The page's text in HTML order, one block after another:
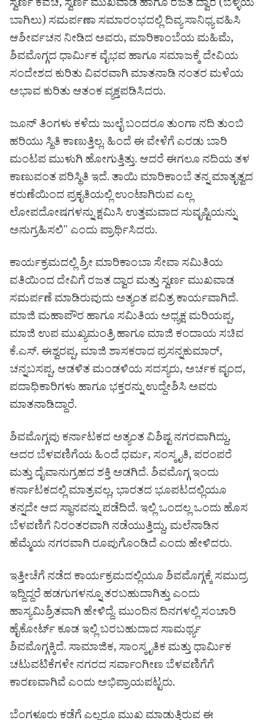
ಸ್ವರ್ಣ ಕವಚ, ಸ್ವರ್ಣ ಮುಖವಾಡ ಹಾಗೂ ರಜತ ದ್ವಾರ (ಬೆಳ್ಳಿಯ
ಬಾಗಿಲು) ಸಮರ್ಪಣಾ ಸಮಾರಂಭದಲ್ಲಿ ದಿವ್ಯ ಸಾನಿಧ್ಯ ವಹಿಸಿ
ಆಶೀರ್ವಚನ ನೀಡಿದ ಅವರು, ಮಾರಿಕಾಂಬೆಯ ಮಹಿಮೆ,
ಶಿವಮೊಗ್ಗದ ಧಾರ್ಮಿಕ ವೈಭವ ಹಾಗೂ ಸಮಾಜಕ್ಕೆ ದೇವಿಯ
ಸಂದೇಶದ ಕುರಿತು ವಿವರವಾಗಿ ಮಾತನಾಡಿ ನಂತರ ಮಳೆಯ
ಅಭಾವ ಕುರಿತು ಆತಂಕ ವ್ಯಕ್ತಪಡಿಸಿದರು.
ಜೂನ್ ತಿಂಗಳು ಕಳೆದು ಜುಲೈ ಬಂದರೂ ತುಂಗಾ ನದಿ ತುಂಬಿ
ಹರಿಯು ಸ್ಥಿತಿ ಕಾಣುತ್ತಿಲ್ಲ. ಹಿಂದೆ ಈ ವೇಳೆಗೆ ಎರಡು ಬಾರಿ
ಮಂಟಪ ಮುಳುಗಿ ಹೋಗುತ್ತಿತ್ತು. ಆದರೆ ಈಗಲೂ ನದಿಯ ತಳ
ಕಾಣುವಂತ ಪರಿಸ್ಥಿತಿ ಇದೆ. ತಾಯಿ ಮಾರಿಕಾಂಬೆ ತನ್ನ ಮಾತೃತ್ವದ
ಕರುಣೆಯಿಂದ ಪ್ರಕೃತಿಯಲ್ಲಿ ಉಂಟಾಗಿರುವ ಎಲ್ಲ
ಲೋಪದೋಷಗಳನ್ನು ಕ್ಷಮಿಸಿ ಉತ್ತಮವಾದ ಸುವೃಷ್ಟಿಯನ್ನು
ಅನುಗ್ರಹಿಸಲಿ" ಎಂದು ಪ್ರಾರ್ಥಿಸಿದರು.
ಕಾರ್ಯಕ್ರಮದಲ್ಲಿ ಶ್ರೀ ಮಾರಿಕಾಂಬಾ ಸೇವಾ ಸಮಿತಿಯ
ವತಿಯಿಂದ ದೇವಿಗೆ ರಜತ ದ್ವಾರ ಮತ್ತು ಸ್ವರ್ಣ ಮುಖವಾಡ
ಸಮರ್ಪಣೆ ಮಾಡಿರುವುದು ಅತ್ಯಂತ ಪವಿತ್ರ ಕಾರ್ಯವಾಗಿದೆ.
ಮಾಜಿ ಮಹಾಪೌರ ಹಾಗೂ ಸಮಿತಿಯ ಅಧ್ಯಕ್ಷ ಮರಿಯಪ್ಪ,
ಮಾಜಿ ಉಪ ಮುಖ್ಯಮಂತ್ರಿ ಹಾಗೂ ಮಾಜಿ ಕಂದಾಯ ಸಚಿವ
ಕೆ.ಎಸ್. ಈಶ್ವರಪ್ಪ, ಮಾಜಿ ಶಾಸಕರಾದ ಪ್ರಸನ್ನಕುಮಾರ್,
ಚನ್ನಬಸಪ್ಪ, ಆಡಳಿತ ಮಂಡಳಿಯ ಸದಸ್ಯರು, ಅರ್ಚಕ ವೃಂದ,
ಪದಾಧಿಕಾರಿಗಳು ಹಾಗೂ ಭಕ್ತರನ್ನು ಉದ್ದೇಶಿಸಿ ಅವರು
ಮಾತನಾಡಿದ್ದಾರೆ.
ಶಿವಮೊಗ್ಗವು ಕರ್ನಾಟಕದ ಅತ್ಯಂತ ವಿಶಿಷ್ಟ ನಗರವಾಗಿದ್ದು,
ಅದರ ಬೆಳವಣಿಗೆಯ ಹಿಂದೆ ಧರ್ಮ, ಸಂಸ್ಕೃತಿ, ಪರಂಪರೆ
ಮತ್ತು ದೈವಾನುಗ್ರಹದ ಶಕ್ತಿ ಅಡಗಿದೆ. ಶಿವಮೊಗ್ಗ ಇಂದು
ಕರ್ನಾಟಕದಲ್ಲಿ ಮಾತ್ರವಲ್ಲ, ಭಾರತದ ಭೂಪಟದಲ್ಲಿಯೂ
ತನ್ನದೇ ಆದ ಸ್ಥಾನವನ್ನು ಪಡೆದಿದೆ. ಇಲ್ಲಿ ಒಂದಲ್ಲ ಒಂದು ಹೊಸ
ಬೆಳವಣಿಗೆ ನಿರಂತರವಾಗಿ ನಡೆಯುತ್ತಿದ್ದು, ಮಲೆನಾಡಿನ
ಹೆಮ್ಮೆಯ ನಗರವಾಗಿ ರೂಪುಗೊಂಡಿದೆ ಎಂದು ಹೇಳಿದರು.
ಇತ್ತೀಚೆಗೆ ನಡೆದ ಕಾರ್ಯಕ್ರಮದಲ್ಲಿಯೂ ಶಿವಮೊಗ್ಗಕ್ಕೆ ಸಮುದ್ರ
ಇದ್ದಿದ್ದರೆ ಹಡಗುಗಳನ್ನೂ ತರಬಹುದಾಗಿತ್ತು ಎಂದು
ಹಾಸ್ಯಮಿಶ್ರಿತವಾಗಿ ಹೇಳಿದ್ದೆ. ಮುಂದಿನ ದಿನಗಳಲ್ಲಿ ಸಂಚಾರಿ
ಹೈಕೋರ್ಟ್ ಕೂಡ ಇಲ್ಲಿ ಬರಬಹುದಾದ ಸಾಮರ್ಥ್ಯ
ಶಿವಮೊಗ್ಗಕ್ಕಿದೆ. ಸಾಮಾಜಿಕ, ಸಾಂಸ್ಕೃತಿಕ ಮತ್ತು ಧಾರ್ಮಿಕ
ಚಟುವಟಿಕೆಗಳೇ ನಗರದ ಸರ್ವಾಂಗೀಣ ಬೆಳವಣಿಗೆಗೆ
ಕಾರಣವಾಗಿವೆ ಎಂದು ಅಭಿಪ್ರಾಯಪಟ್ಟರು.